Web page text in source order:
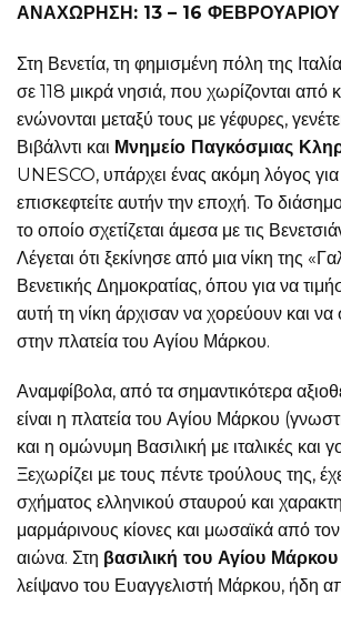
ΑΝΑΧΩΡΗΣΗ: 13 – 16
Στη Βενετία, τη φημισμένη πόλη της
σε 118 μικρά νησιά, που χωρίζονται από
ενώνονται μεταξύ τους με γέφυρες,
Βιβάλντι και Μνημείο Παγκόσμιας
UNESCO, υπάρχει ένας ακόμη λόγος
επισκεφτείτε αυτήν την εποχή. Το
το οποίο σχετίζεται άμεσα με τις
Λέγεται ότι ξεκίνησε από μια νίκη της
Βενετικής Δημοκρατίας, όπου για να
αυτή τη νίκη άρχισαν να χορεύουν και να
στην πλατεία του Αγίου Μάρκου.
Αναμφίβολα, από τα σημαντικότερα
είναι η πλατεία του Αγίου Μάρκου
και η ομώνυμη Βασιλική με ιταλικές και
Ξεχωρίζει με τους πέντε τρούλους της,
σχήματος ελληνικού σταυρού και
μαρμάρινους κίονες και μωσαϊκά από
αιώνα. Στη βασιλική του Αγίου Μάρκου
λείψανο του Ευαγγελιστή Μάρκου, ήδη